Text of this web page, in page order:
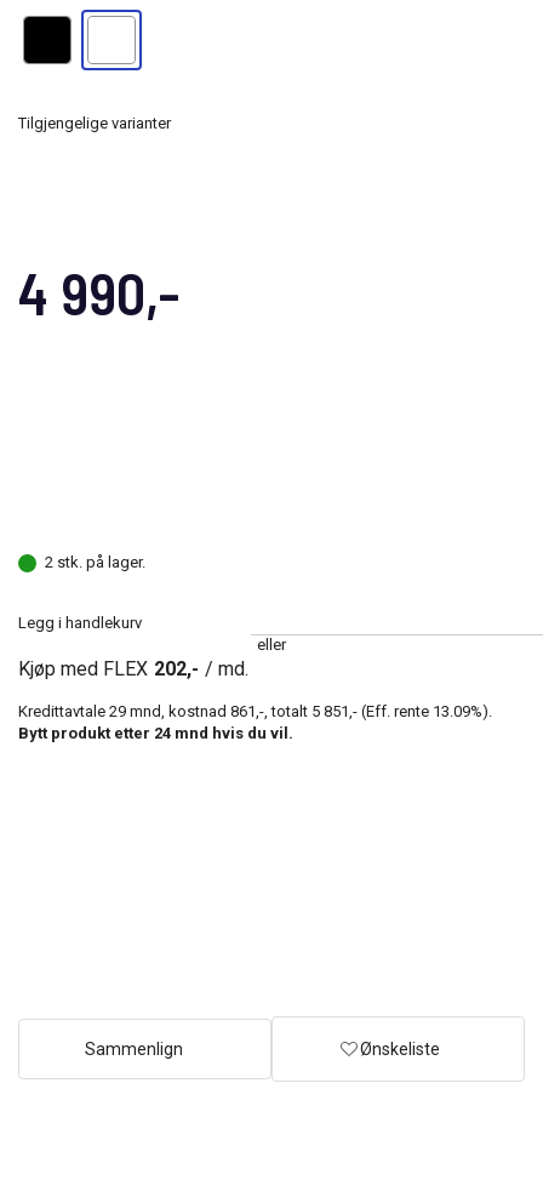
4 990,-
Tilgjengelige varianter
2 stk. på lager.
Legg i handlekurv
eller
Kjøp med FLEX 202,- / md.
Kredittavtale 29 mnd, kostnad 861,-, totalt 5 851,- (Eff. rente 13.09%).
Bytt produkt etter 24 mnd hvis du vil.
Sammenlign Ønskeliste